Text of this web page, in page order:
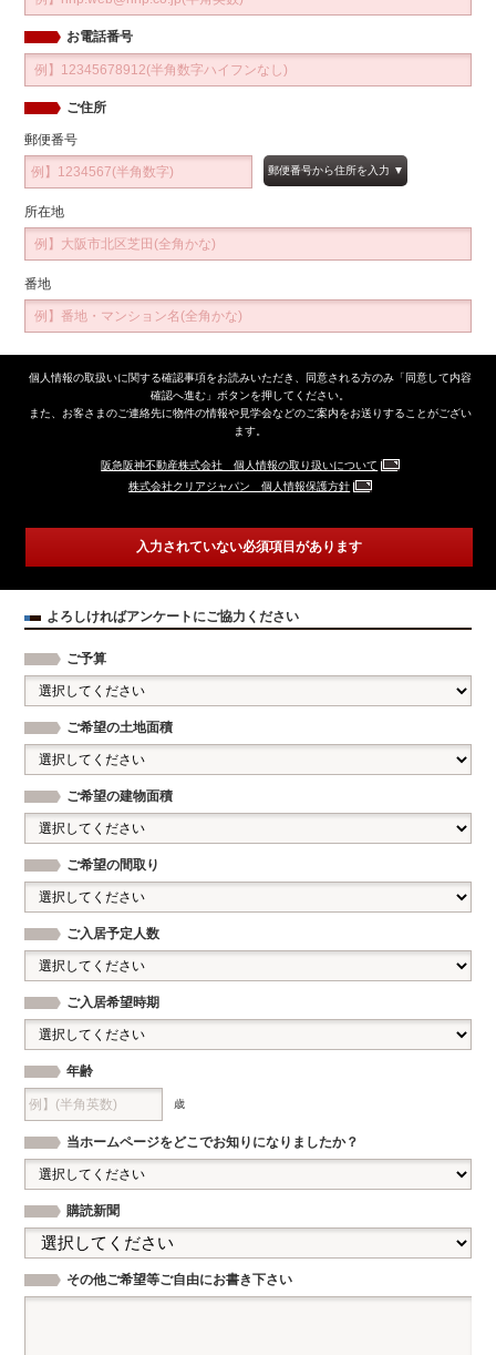
お電話番号
ご住所
郵便番号
所在地
番地
個人情報の取扱いに関する確認事項をお読みいただき、同意される方のみ「同意して内容
確認へ進む」ボタンを押してください。
また、お客さまのご連絡先に物件の情報や見学会などのご案内をお送りすることがござい
ます。
阪急阪神不動産株式会社 個人情報の取り扱いについて
株式会社クリアジャパン 個人情報保護方針
入力されていない必須項目があります
よろしければアンケートにご協力ください
ご予算
ご希望の土地面積
ご希望の建物面積
ご希望の間取り
ご入居予定人数
ご入居希望時期
年齢
歳
当ホームページをどこでお知りになりましたか？
購読新聞
その他ご希望等ご自由にお書き下さい